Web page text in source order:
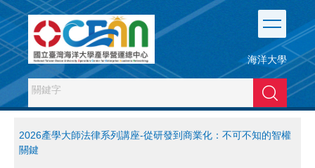
跳
到
主
要
內
容
區
海洋大學
搜尋
2026產學大師法律系列講座-從研發到商業化：不可不知的智權
關鍵